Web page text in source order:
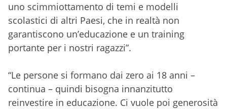
uno scimmiottamento di temi e modelli
scolastici di altri Paesi, che in realtà non
garantiscono un’educazione e un training
portante per i nostri ragazzi”.
“Le persone si formano dai zero ai 18 anni –
continua – quindi bisogna innanzitutto
reinvestire in educazione. Ci vuole poi generosità